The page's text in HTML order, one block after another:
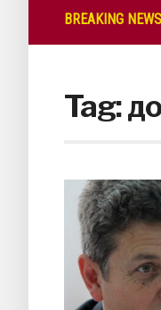
BREAKING NEWS
Tag: